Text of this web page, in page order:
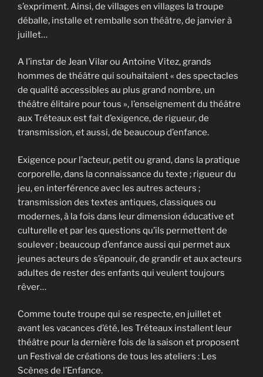
s’expriment. Ainsi, de villages en villages la troupe
déballe, installe et remballe son théâtre, de janvier à
juillet…
A l’instar de Jean Vilar ou Antoine Vitez, grands
hommes de théâtre qui souhaitaient « des spectacles
de qualité accessibles au plus grand nombre, un
théâtre élitaire pour tous », l’enseignement du théâtre
aux Tréteaux est fait d’exigence, de rigueur, de
transmission, et aussi, de beaucoup d’enfance.
Exigence pour l’acteur, petit ou grand, dans la pratique
corporelle, dans la connaissance du texte ; rigueur du
jeu, en interférence avec les autres acteurs ;
transmission des textes antiques, classiques ou
modernes, à la fois dans leur dimension éducative et
culturelle et par les questions qu’ils permettent de
soulever ; beaucoup d’enfance aussi qui permet aux
jeunes acteurs de s’épanouir, de grandir et aux acteurs
adultes de rester des enfants qui veulent toujours
rêver…
Comme toute troupe qui se respecte, en juillet et
avant les vacances d’été, les Tréteaux installent leur
théâtre pour la dernière fois de la saison et proposent
un Festival de créations de tous les ateliers : Les
Scènes de l’Enfance.